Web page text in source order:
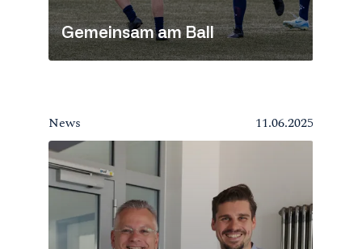
Gemeinsam am Ball
News 11.06.2025